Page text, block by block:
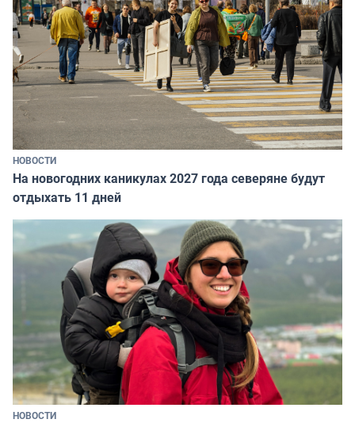
НОВОСТИ
На новогодних каникулах 2027 года северяне будут
отдыхать 11 дней
НОВОСТИ